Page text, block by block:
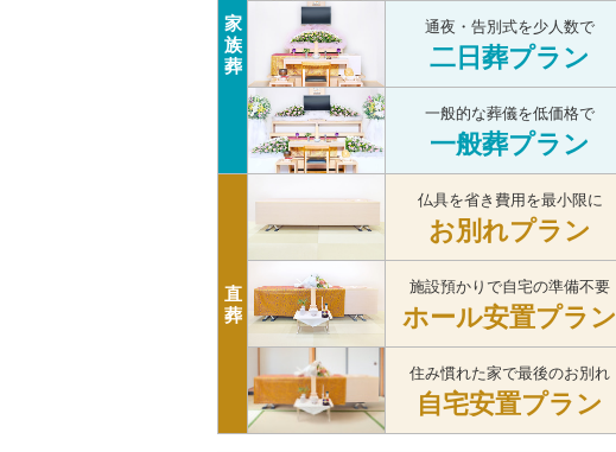
家
族
葬
通夜・告別式を少人数で
二日葬プラン
一般的な葬儀を低価格で
一般葬プラン
直
葬
仏具を省き費用を最小限に
お別れプラン
施設預かりで自宅の準備不要
ホール安置プラン
住み慣れた家で最後のお別れ
自宅安置プラン